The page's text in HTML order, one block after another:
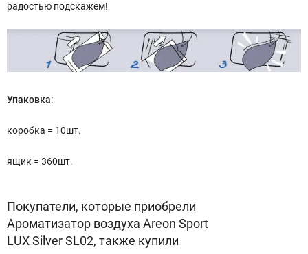
радостью подскажем!
Упаковка:
коробка = 10шт.
ящик = 360шт.
Покупатели, которые приобрели
Ароматизатор воздуха Areon Sport
LUX Silver SL02, также купили